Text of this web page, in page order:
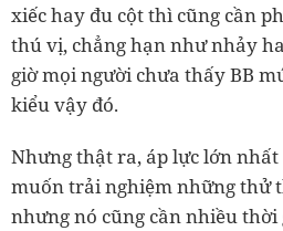
xiếc hay đu cột thì cũng cần
thú vị, chẳng hạn như nhảy
giờ mọi người chưa thấy BB
kiểu vậy đó.
Nhưng thật ra, áp lực lớn
muốn trải nghiệm những thử
nhưng nó cũng cần nhiều thời